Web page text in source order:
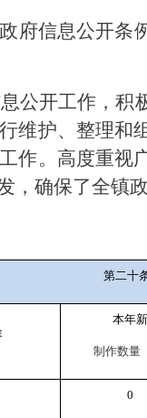
府信息公开
公开工作，积
维护、整理和
作。高度重
确保了全镇
第二十
本年新
制作数量
0